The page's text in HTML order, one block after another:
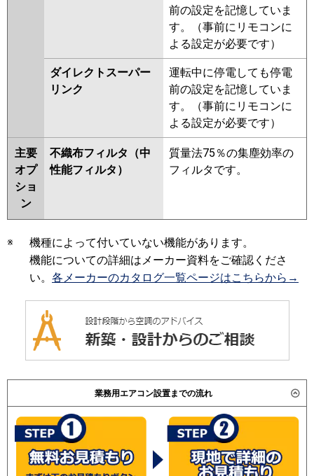
前の設定を記憶していま
す。（事前にリモコンに
よる設定が必要です）
ダイレクトスーパー
リンク
運転中に停電しても停電
前の設定を記憶していま
す。（事前にリモコンに
よる設定が必要です）
主要
オプ
ショ
ン
不織布フィルタ（中
性能フィルタ）
質量法75％の集塵効率の
フィルタです。
※
機種によって付いていない機能があります。
機能についての詳細はメーカー資料をご確認くださ
い。 各メーカーのカタログ一覧ページはこちらから→
業務用エアコン設置までの流れ